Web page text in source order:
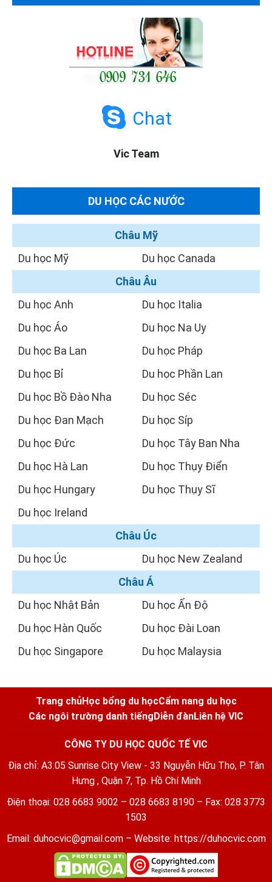
Chat
Vic Team
DU HỌC CÁC NƯỚC
Châu Mỹ
Du học Mỹ
Du học Canada
Châu Âu
Du học Anh
Du học Áo
Du học Ba Lan
Du học Bỉ
Du học Bồ Đào Nha
Du học Đan Mạch
Du học Đức
Du học Hà Lan
Du học Hungary
Du học Ireland
Du học Italia
Du học Na Uy
Du học Pháp
Du học Phần Lan
Du học Séc
Du học Síp
Du học Tây Ban Nha
Du học Thụy Điển
Du học Thụy Sĩ
Châu Úc
Du học Úc
Du học New Zealand
Châu Á
Du học Nhật Bản
Du học Hàn Quốc
Du học Singapore
Du học Ấn Độ
Du học Đài Loan
Du học Malaysia
Trang chủHọc bổng du họcCẩm nang du học
Các ngôi trường danh tiếngDiễn đànLiên hệ VIC
CÔNG TY DU HỌC QUỐC TẾ VIC
Địa chỉ: A3.05 Sunrise City View - 33 Nguyễn Hữu Thọ, P. Tân
Hưng , Quận 7, Tp. Hồ Chí Minh
Điện thoại: 028 6683 9002 – 028 6683 8190 – Fax: 028 3773
1503
Email: duhocvic@gmail.com– Website: https://duhocvic.com